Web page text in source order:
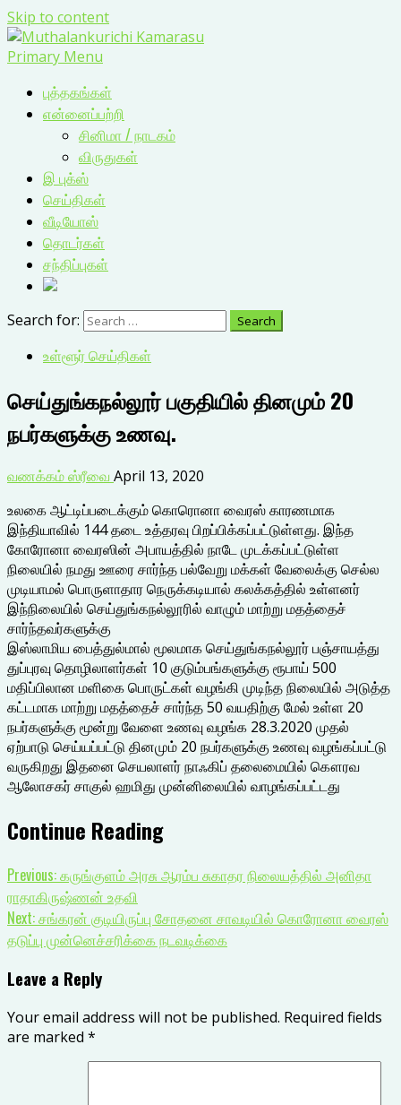
Skip to content
Primary Menu
புத்தகங்கள்
என்னைப்பற்றி
சினிமா / நாடகம்
விருதுகள்
இ புக்ஸ்
செய்திகள்
வீடியோஸ்
தொடர்கள்
சந்திப்புகள்
Search for:
உள்ளூர் செய்திகள்
செய்துங்கநல்லூர் பகுதியில் தினமும் 20
நபர்களுக்கு உணவு.
வணக்கம் ஸ்ரீவை April 13, 2020
உலகை ஆட்டிப்படைக்கும் கொரொனா வைரஸ் காரணமாக
இந்தியாவில் 144 தடை உத்தரவு பிறப்பிக்கப்பட்டுள்ளது. இந்த
கோரோனா வைரஸின் அபாயத்தில் நாடே முடக்கப்பட்டுள்ள
நிலையில் நமது ஊரை சார்ந்த பல்வேறு மக்கள் வேலைக்கு செல்ல
முடியாமல் பொருளாதார நெருக்கடியால் கலக்கத்தில் உள்ளனர்
இந்நிலையில் செய்துங்கநல்லூரில் வாழும் மாற்று மதத்தைச்
சார்ந்தவர்களுக்கு
இஸ்லாமிய பைத்துல்மால் மூலமாக செய்துங்கநல்லூர் பஞ்சாயத்து
துப்புரவு தொழிலாளர்கள் 10 குடும்பங்களுக்கு ரூபாய் 500
மதிப்பிலான மளிகை பொருட்கள் வழங்கி முடிந்த நிலையில் அடுத்த
கட்டமாக மாற்று மதத்தைச் சார்ந்த 50 வயதிற்கு மேல் உள்ள 20
நபர்களுக்கு மூன்று வேளை உணவு வழங்க 28.3.2020 முதல்
ஏற்பாடு செய்யப்பட்டு தினமும் 20 நபர்களுக்கு உணவு வழங்கப்பட்டு
வருகிறது இதனை செயலாளர் நாஃகிப் தலைமையில் கௌரவ
ஆலோசகர் சாகுல் ஹமிது முன்னிலையில் வாழங்கப்பட்டது
Continue Reading
Previous:கருங்குளம் அரசு ஆரம்ப சுகாதர நிலையத்தில் அனிதா
ராதாகிருஷ்ணன் உதவி
Next:சங்கரன் குடியிருப்பு சோதனை சாவடியில் கொரோனா வைரஸ்
தடுப்பு முன்னெச்சரிக்கை நடவடிக்கை
Leave a Reply
Your email address will not be published. Required fields
are marked *